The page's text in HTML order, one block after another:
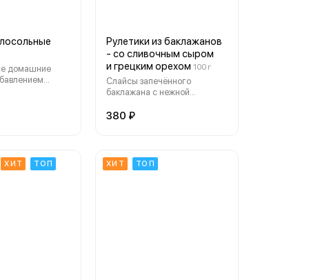
домашние
Рулетики из баклажанов
- со сливочным сыром
и грецким орехом 100 г
Слайсы запечённого
баклажана с нежной
и грецкого ореха, с вялеными
380 ₽
ХИТ ТОП ХИТ ТОП